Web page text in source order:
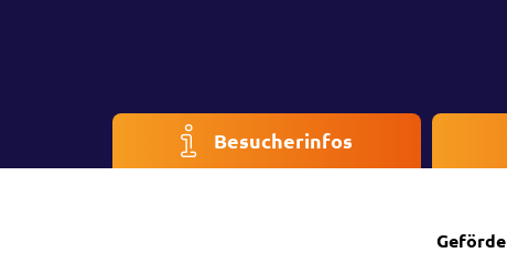
Besucherinfos